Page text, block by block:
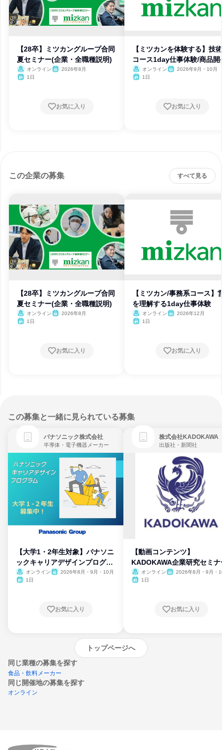
【28卒】ミツカングループ合同
夏セミナー(企業・全職種説明)
オンライン
2026年8月
1日
お気に入り
【ミツカンを体験する】技
コース1day仕事体験/商品開
オンライン
2026年9月・10月
1日
お気に入り
この企業の募集 すべて見る
【28卒】ミツカングループ合同
夏セミナー(企業・全職種説明)
オンライン
2026年8月
1日
お気に入り
【ミツカン/事務系コース】
を理解する1day仕事体験
オンライン
2026年12月
1日
お気に入り
この募集と一緒に見られている募集
パナソニック株式会社
半導体・電子機器メーカー
【大学1・2年生対象】パナソニ
ックキャリアデザインプログラ
ム
オンライン
2026年8月・9月・10月
1日
お気に入り
株式会社KADOKAWA
出版社・新聞社
【動画コンテンツ】
KADOKAWA企業研究セミナ
オンライン
2026年8月・9月・
1日
お気に入り
トップページへ
同じ業種の募集を探す
食品・飲料メーカー
同じ開催地の募集を探す
オンライン